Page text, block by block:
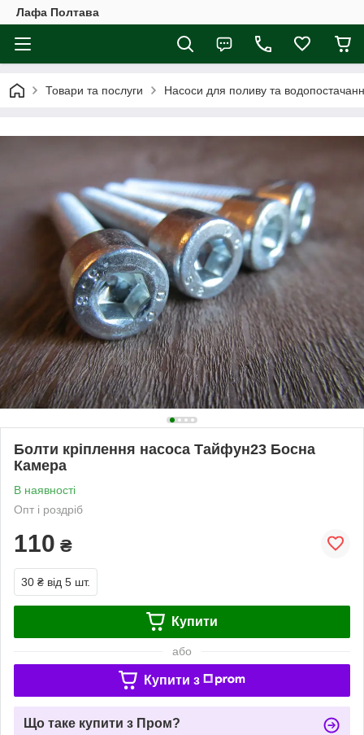
Лафа Полтава
Товари та послуги Насоси для поливу та
Болти кріплення насоса Тайфун23 Босна
Камера
В наявності
Опт і роздріб
110 ₴
30 ₴ від 5 шт.
Купити
або
Купити з
Що таке купити з Пром?